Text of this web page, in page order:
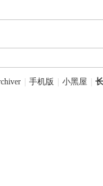
手机版 小黑屋